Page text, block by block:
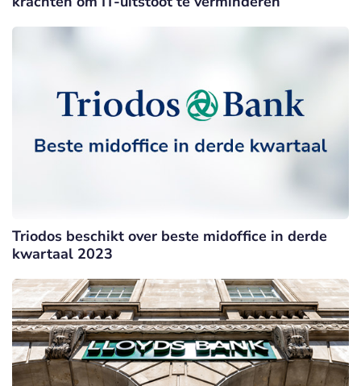
Triodos beschikt over beste midoffice in derde
kwartaal 2023